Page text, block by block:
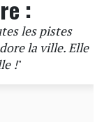
:
les pistes
la ville. Elle
!"